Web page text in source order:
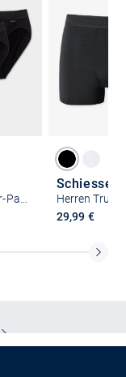
Schiesser
29,99 €